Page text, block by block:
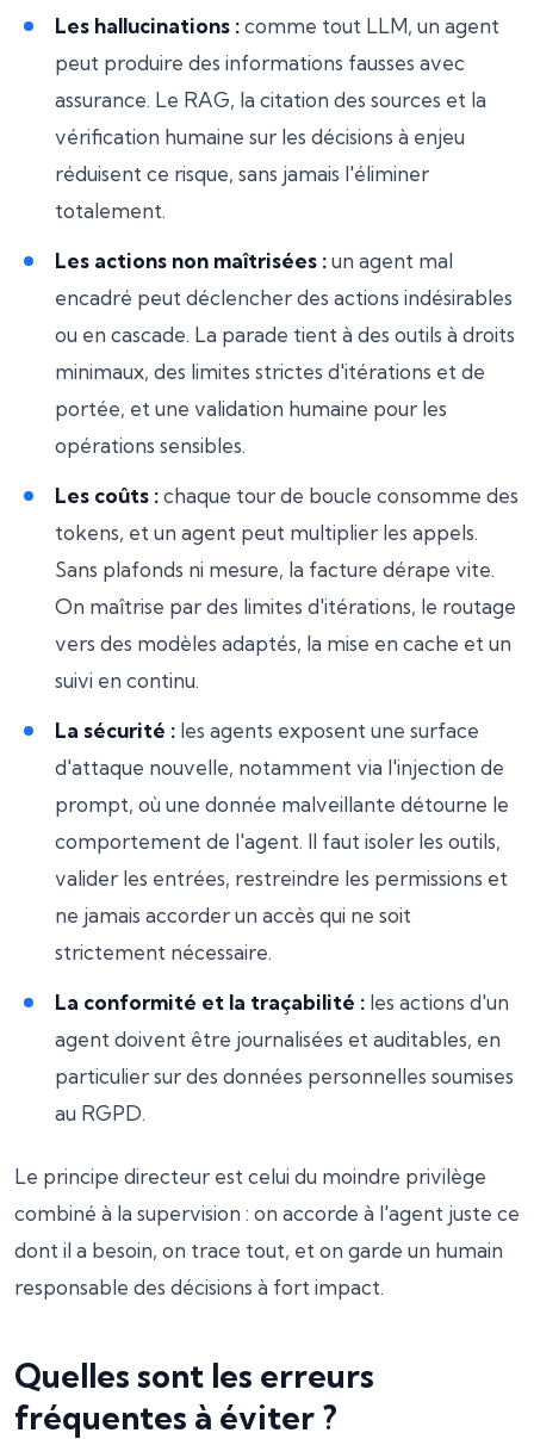
Les hallucinations :comme tout LLM, un agent
peut produire des informations fausses avec
assurance. Le RAG, la citation des sources et la
vérification humaine sur les décisions à enjeu
réduisent ce risque, sans jamais l'éliminer
totalement.
Les actions non maîtrisées :un agent mal
encadré peut déclencher des actions indésirables
ou en cascade. La parade tient à des outils à droits
minimaux, des limites strictes d'itérations et de
portée, et une validation humaine pour les
opérations sensibles.
Les coûts :chaque tour de boucle consomme des
tokens, et un agent peut multiplier les appels.
Sans plafonds ni mesure, la facture dérape vite.
On maîtrise par des limites d'itérations, le routage
vers des modèles adaptés, la mise en cache et un
suivi en continu.
La sécurité : les agents exposent une surface
d'attaque nouvelle, notamment via l'injection de
prompt, où une donnée malveillante détourne le
comportement de l'agent. Il faut isoler les outils,
valider les entrées, restreindre les permissions et
ne jamais accorder un accès qui ne soit
strictement nécessaire.
La conformité et la traçabilité : les actions d'un
agent doivent être journalisées et auditables, en
particulier sur des données personnelles soumises
au RGPD.
Le principe directeur est celui du moindre privilège
combiné à la supervision : on accorde à l'agent juste ce
dont il a besoin, on trace tout, et on garde un humain
responsable des décisions à fort impact.
Quelles sont les erreurs
fréquentes à éviter ?